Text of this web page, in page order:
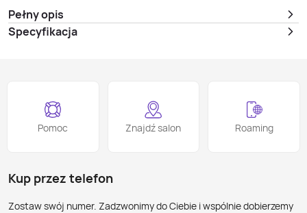
Pełny opis
Specyfikacja
Pomoc Znajdź salon Roaming
Kup przez telefon
Zostaw swój numer. Zadzwonimy do Ciebie i wspólnie dobierzemy